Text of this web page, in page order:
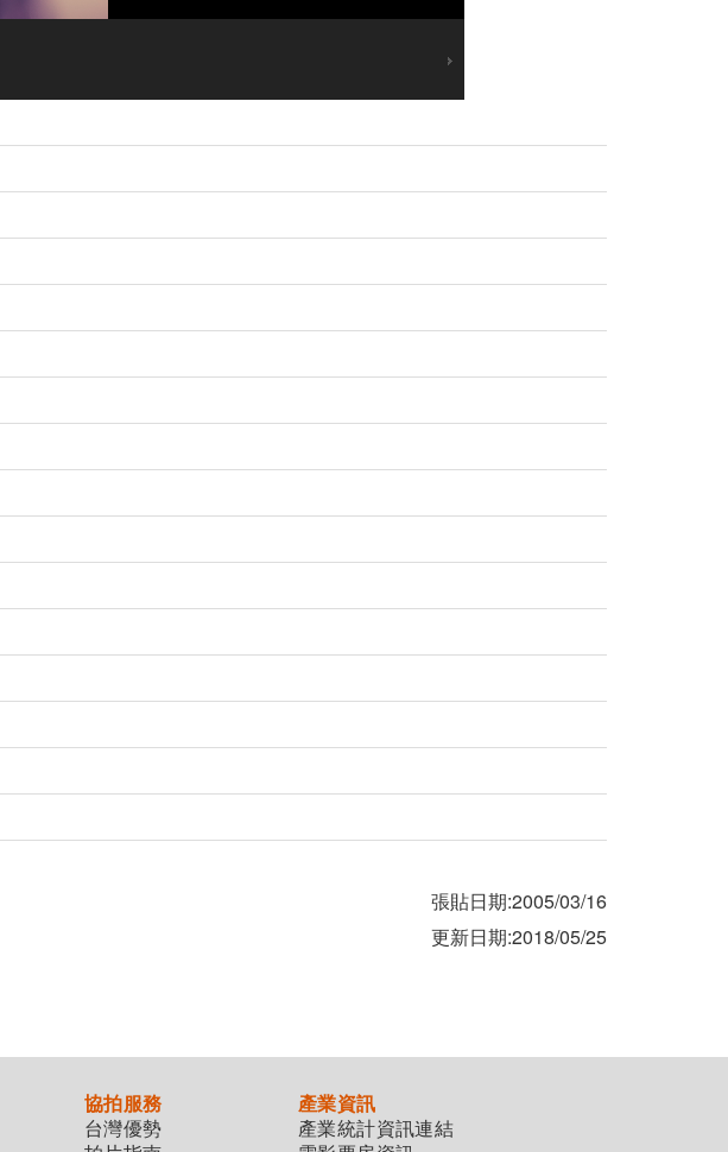
張貼日期:2005/03/16
更新日期:2018/05/25
協拍服務
台灣優勢
產業資訊
產業統計資訊連結